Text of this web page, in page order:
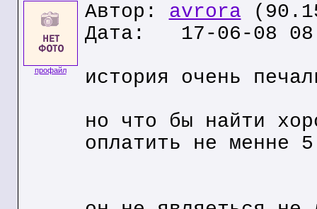
профайл
Автор: avrora
Дата: 17-06-08
история очень
но что бы найти
оплатить не менне